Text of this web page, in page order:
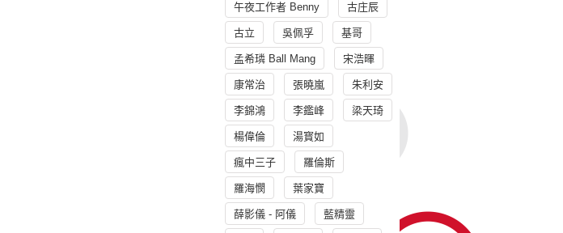
午夜工作者 Benny 古庄辰
古立 吳佩孚 基哥
孟希璘 Ball Mang 宋浩暉
康常治 張曉嵐 朱利安
李錦鴻 李鑑峰 梁天琦
楊偉倫 湯寳如
瘋中三子 羅倫斯
羅海憫 葉家寶
薛影儀 - 阿儀 藍精靈